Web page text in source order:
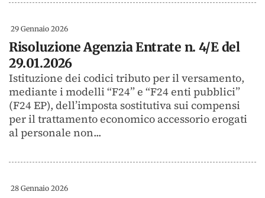
29 Gennaio 2026
Risoluzione Agenzia Entrate n. 4/E del
29.01.2026
Istituzione dei codici tributo per il versamento,
mediante i modelli “F24” e “F24 enti pubblici”
(F24 EP), dell’imposta sostitutiva sui compensi
per il trattamento economico accessorio erogati
al personale non...
28 Gennaio 2026